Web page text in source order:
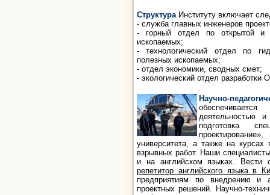
Структура Институту включает
- служба главных инженеров
- горный отдел по открытой и
ископаемых;
- технологический отдел по
полезных ископаемых;
- отдел экономики, сводных смет;
- экологический отдел разработки
Научно-
деятельностью и
подготовка
университета, а также на
взрывных работ. Наши
и на английском языках. Вести
репетитор английского языка в
предприятиям по внедрению и
проектных решений. Научно-